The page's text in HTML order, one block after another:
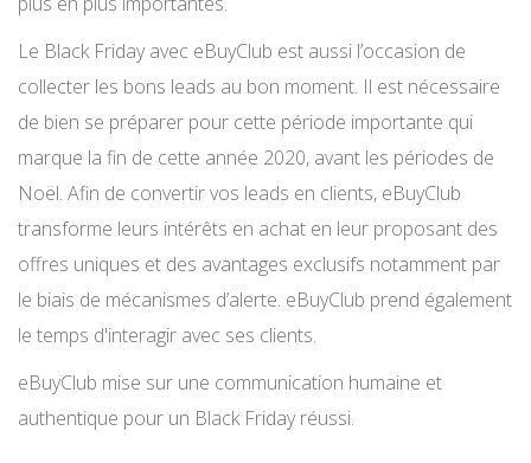
Le Black Friday avec eBuyClub est aussi l’occasion de
collecter les bons leads au bon moment. Il est nécessaire
de bien se préparer pour cette période importante qui
marque la fin de cette année 2020, avant les périodes de
Noël. Afin de convertir vos leads en clients, eBuyClub
transforme leurs intérêts en achat en leur proposant des
offres uniques et des avantages exclusifs notamment par
le biais de mécanismes d’alerte. eBuyClub prend également
le temps d'interagir avec ses clients.
eBuyClub mise sur une communication humaine et
authentique pour un Black Friday réussi.